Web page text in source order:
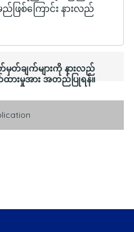
ြစ်ကြောင်း နားလည်
တ်ချက်များကို နားလည်
ားမှုအား အတည်ပြုရန်။